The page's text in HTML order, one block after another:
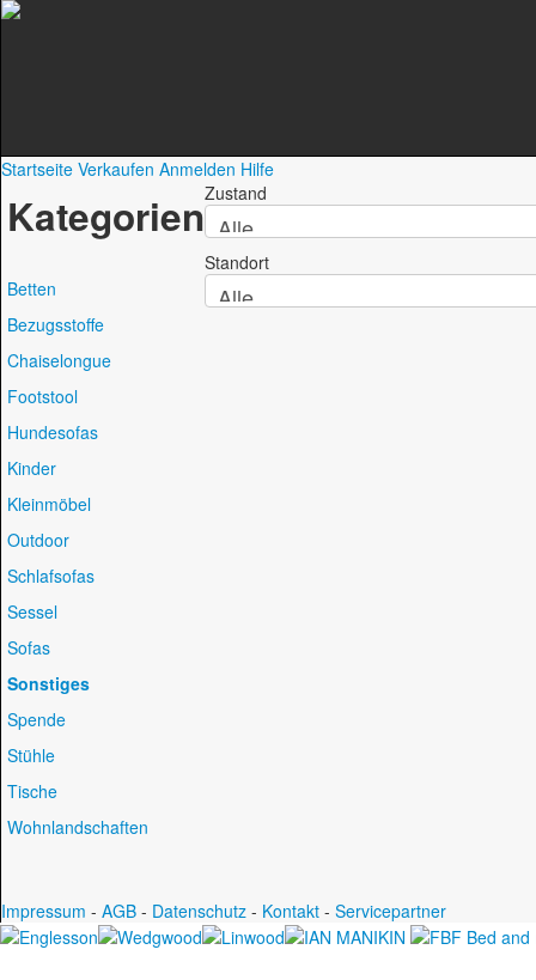
Startseite Verkaufen Anmelden Hilfe
Kategorien
Betten
Bezugsstoffe
Chaiselongue
Footstool
Hundesofas
Kinder
Kleinmöbel
Outdoor
Schlafsofas
Sessel
Sofas
Sonstiges
Spende
Stühle
Tische
Wohnlandschaften
Zustand
Standort
Impressum - AGB - Datenschutz - Kontakt - Servicepartner